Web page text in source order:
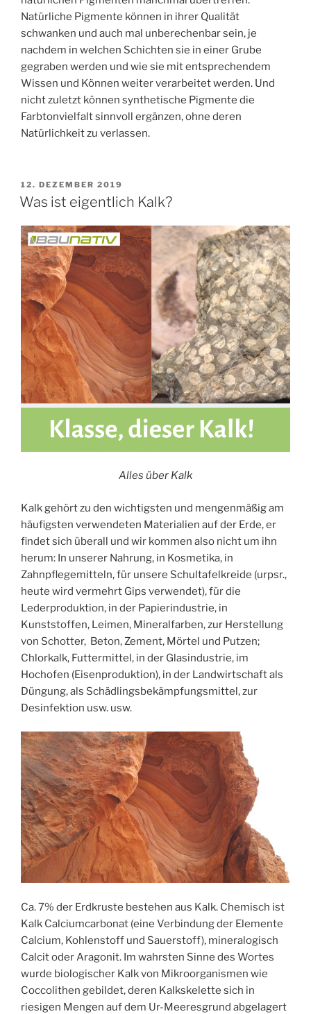
Natürliche Pigmente können in ihrer Qualität
schwanken und auch mal unberechenbar sein, je
nachdem in welchen Schichten sie in einer Grube
gegraben werden und wie sie mit entsprechendem
Wissen und Können weiter verarbeitet werden. Und
nicht zuletzt können synthetische Pigmente die
Farbtonvielfalt sinnvoll ergänzen, ohne deren
Natürlichkeit zu verlassen.
VERÖFFENTLICHT
AM
12. DEZEMBER 2019
Was ist eigentlich Kalk?
Alles über Kalk
Kalk gehört zu den wichtigsten und mengenmäßig am
häufigsten verwendeten Materialien auf der Erde, er
findet sich überall und wir kommen also nicht um ihn
herum: In unserer Nahrung, in Kosmetika, in
Zahnpflegemitteln, für unsere Schultafelkreide (urpsr.,
heute wird vermehrt Gips verwendet), für die
Lederproduktion, in der Papierindustrie, in
Kunststoffen, Leimen, Mineralfarben, zur Herstellung
von Schotter, Beton, Zement, Mörtel und Putzen;
Chlorkalk, Futtermittel, in der Glasindustrie, im
Hochofen (Eisenproduktion), in der Landwirtschaft als
Düngung, als Schädlingsbekämpfungsmittel, zur
Desinfektion usw. usw.
Ca. 7% der Erdkruste bestehen aus Kalk. Chemisch ist
Kalk Calciumcarbonat (eine Verbindung der Elemente
Calcium, Kohlenstoff und Sauerstoff), mineralogisch
Calcit oder Aragonit. Im wahrsten Sinne des Wortes
wurde biologischer Kalk von Mikroorganismen wie
Coccolithen gebildet, deren Kalkskelette sich in
riesigen Mengen auf dem Ur-Meeresgrund abgelagert